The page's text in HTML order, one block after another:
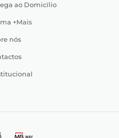
ao Domicílio
+Mais
nós